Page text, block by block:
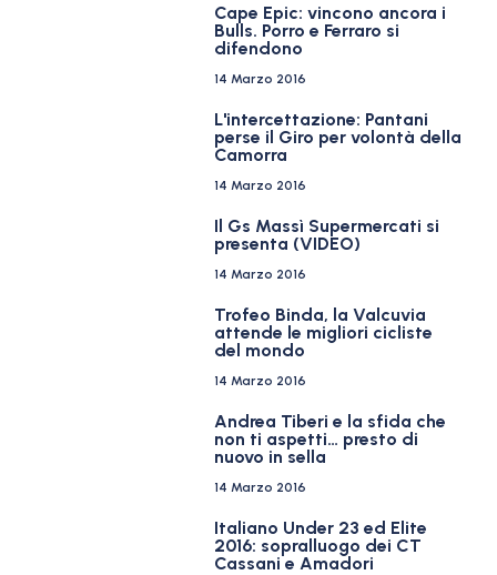
Cape Epic: vincono ancora i
Bulls. Porro e Ferraro si
difendono
14 Marzo 2016
L'intercettazione: Pantani
perse il Giro per volontà della
Camorra
14 Marzo 2016
Il Gs Massì Supermercati si
presenta (VIDEO)
14 Marzo 2016
Trofeo Binda, la Valcuvia
attende le migliori cicliste
del mondo
14 Marzo 2016
Andrea Tiberi e la sfida che
non ti aspetti… presto di
nuovo in sella
14 Marzo 2016
Italiano Under 23 ed Elite
2016: sopralluogo dei CT
Cassani e Amadori